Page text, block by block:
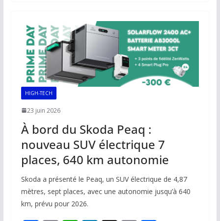
o
o
k
A
p
p
dI
n
Li
n
k
er
HIGH-TECH
23 juin 2026
À bord du Skoda Peaq :
nouveau SUV électrique 7
places, 640 km autonomie
Skoda a présenté le Peaq, un SUV électrique de 4,87
mètres, sept places, avec une autonomie jusqu’à 640
km, prévu pour 2026.